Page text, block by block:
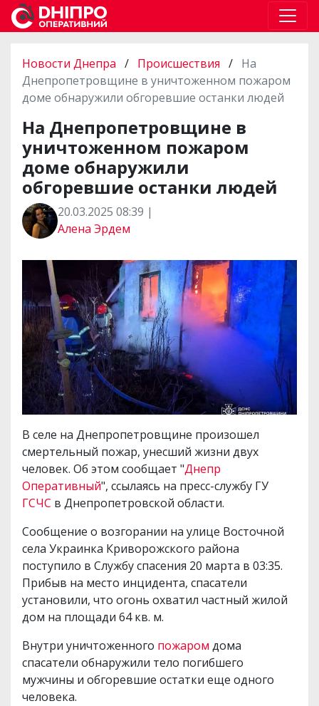
Новости Днепра / Происшествия / На
Днепропетровщине в уничтоженном пожаром
доме обнаружили обгоревшие останки людей
На Днепропетровщине в
уничтоженном пожаром
доме обнаружили
обгоревшие останки людей
20.03.2025 08:39 |
Алена Эрдем
В селе на Днепропетровщине произошел
смертельный пожар, унесший жизни двух
человек. Об этом сообщает "Днепр
Оперативный", ссылаясь на пресс-службу ГУ
ГСЧС в Днепропетровской области.
Сообщение о возгорании на улице Восточной
села Украинка Криворожского района
поступило в Службу спасения 20 марта в 03:35.
Прибыв на место инцидента, спасатели
установили, что огонь охватил частный жилой
дом на площади 64 кв. м.
Внутри уничтоженного пожаром дома
спасатели обнаружили тело погибшего
мужчины и обгоревшие остатки еще одного
человека.